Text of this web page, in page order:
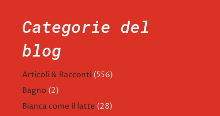
Categorie del
blog
Articoli & Racconti (556)
Bagno (2)
Bianca come il latte (28)